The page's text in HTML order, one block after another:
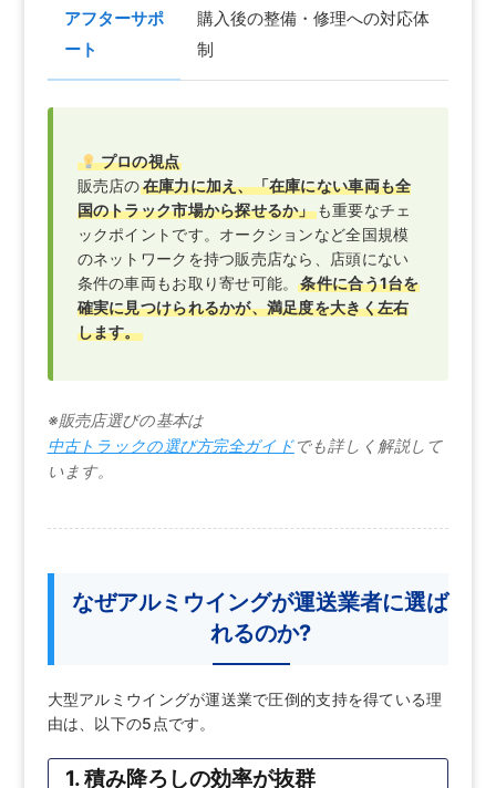
アフターサポ
ート
購入後の整備・修理への対応体
制
プロの視点
販売店の在庫力に加え、「在庫にない車両も全
国のトラック市場から探せるか」も重要なチェ
ックポイントです。オークションなど全国規模
のネットワークを持つ販売店なら、店頭にない
条件の車両もお取り寄せ可能。条件に合う1台を
確実に見つけられるかが、満足度を大きく左右
します。
※販売店選びの基本は
中古トラックの選び方完全ガイドでも詳しく解説して
います。
なぜアルミウイングが運送業者に選ば
れるのか?
大型アルミウイングが運送業で圧倒的支持を得ている理
由は、以下の5点です。
1. 積み降ろしの効率が抜群